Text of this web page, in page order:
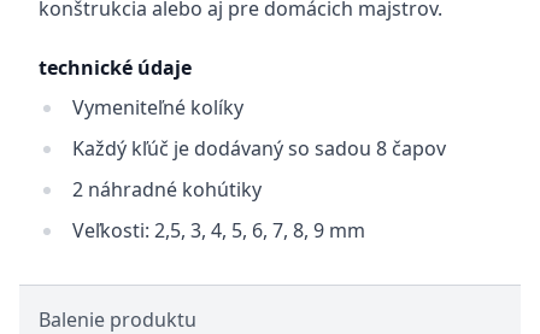
konštrukcia alebo aj pre domácich majstrov.
technické údaje
Vymeniteľné kolíky
Každý kľúč je dodávaný so sadou 8 čapov
2 náhradné kohútiky
Veľkosti: 2,5, 3, 4, 5, 6, 7, 8, 9 mm
Balenie produktu